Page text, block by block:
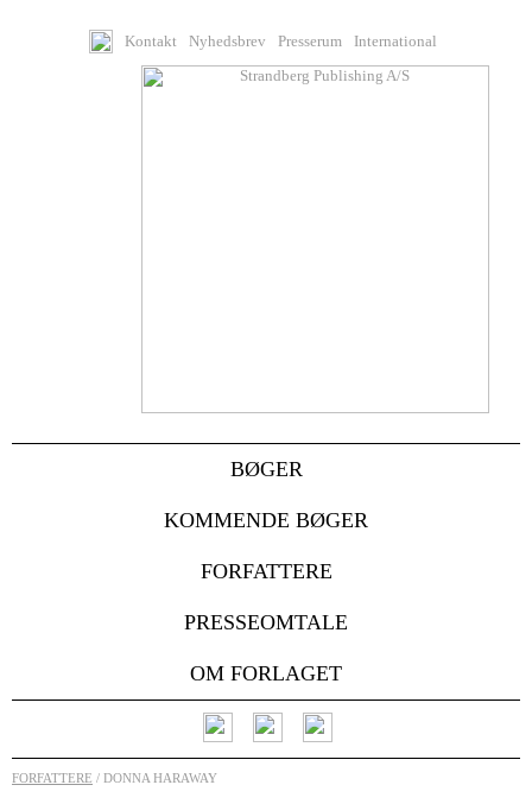
Kontakt Nyhedsbrev Presserum International
BØGER
KOMMENDE BØGER
FORFATTERE
PRESSEOMTALE
OM FORLAGET
FORFATTERE / DONNA HARAWAY